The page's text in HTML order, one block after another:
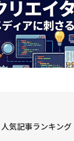
人気記事ランキング